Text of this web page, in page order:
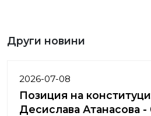
Други новини
2026-07-08
Позиция на
Десислава Атанасова -